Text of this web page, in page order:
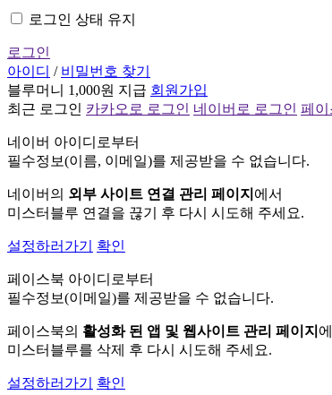
로그인 상태 유지
로그인
아이디 / 비밀번호 찾기
블루머니 1,000원 지급 회원가입
최근 로그인 카카오로 로그인 네이버로 로그인 페이
네이버 아이디로부터
필수정보(이름, 이메일)를 제공받을 수 없습니다.
네이버의 외부 사이트 연결 관리 페이지 에서
미스터블루 연결을 끊기 후 다시 시도해 주세요.
설정하러가기 확인
페이스북 아이디로부터
필수정보(이메일)를 제공받을 수 없습니다.
페이스북의 활성화 된 앱 및 웹사이트 관리 페이지
미스터블루를 삭제 후 다시 시도해 주세요.
설정하러가기 확인